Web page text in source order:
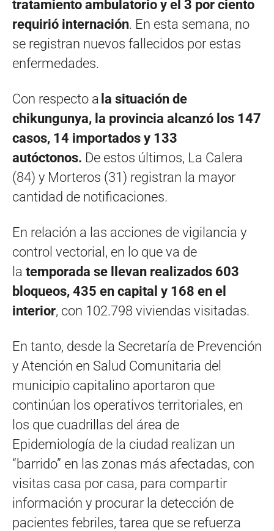
tratamiento ambulatorio y el 3 por ciento
requirió internación. En esta semana, no
se registran nuevos fallecidos por estas
enfermedades.
Con respecto a la situación de
chikungunya, la provincia alcanzó los 147
casos, 14 importados y 133
autóctonos. De estos últimos, La Calera
(84) y Morteros (31) registran la mayor
cantidad de notificaciones.
En relación a las acciones de vigilancia y
control vectorial, en lo que va de
la temporada se llevan realizados 603
bloqueos, 435 en capital y 168 en el
interior, con 102.798 viviendas visitadas.
En tanto, desde la Secretaría de Prevención
y Atención en Salud Comunitaria del
municipio capitalino aportaron que
continúan los operativos territoriales, en
los que cuadrillas del área de
Epidemiología de la ciudad realizan un
“barrido” en las zonas más afectadas, con
visitas casa por casa, para compartir
información y procurar la detección de
pacientes febriles, tarea que se refuerza